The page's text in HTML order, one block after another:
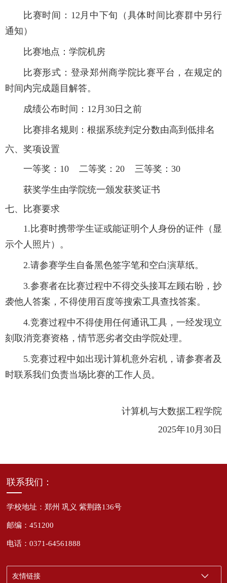
比赛时间：12月中下旬（具体时间比赛群中另行
通知）
比赛地点：学院机房
比赛形式：登录郑州商学院比赛平台，在规定的
时间内完成题目解答。
成绩公布时间：12月30日之前
比赛排名规则：根据系统判定分数由高到低排名
六、奖项设置
一等奖：10 二等奖：20 三等奖：30
获奖学生由学院统一颁发获奖证书
七、比赛要求
1.比赛时携带学生证或能证明个人身份的证件（显
示个人照片）。
2.请参赛学生自备黑色签字笔和空白演草纸。
3.参赛者在比赛过程中不得交头接耳左顾右盼，抄
袭他人答案，不得使用百度等搜索工具查找答案。
4.竞赛过程中不得使用任何通讯工具，一经发现立
刻取消竞赛资格，情节恶劣者交由学院处理。
5.竞赛过程中如出现计算机意外宕机，请参赛者及
时联系我们负责当场比赛的工作人员。
计算机与大数据工程学院
2025年10月30日
联系我们：
学校地址：郑州 巩义 紫荆路136号
邮编：451200
电话：0371-64561888
友情链接